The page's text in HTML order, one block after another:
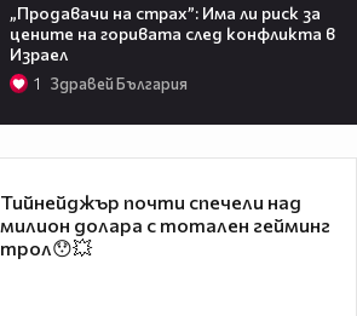
„Продавачи на страх”: Има ли риск за
цените на горивата след конфликта в
Израел
1 Здравей България
Тийнейджър почти спечели над
милион долара с тотален гейминг
трол😯💥